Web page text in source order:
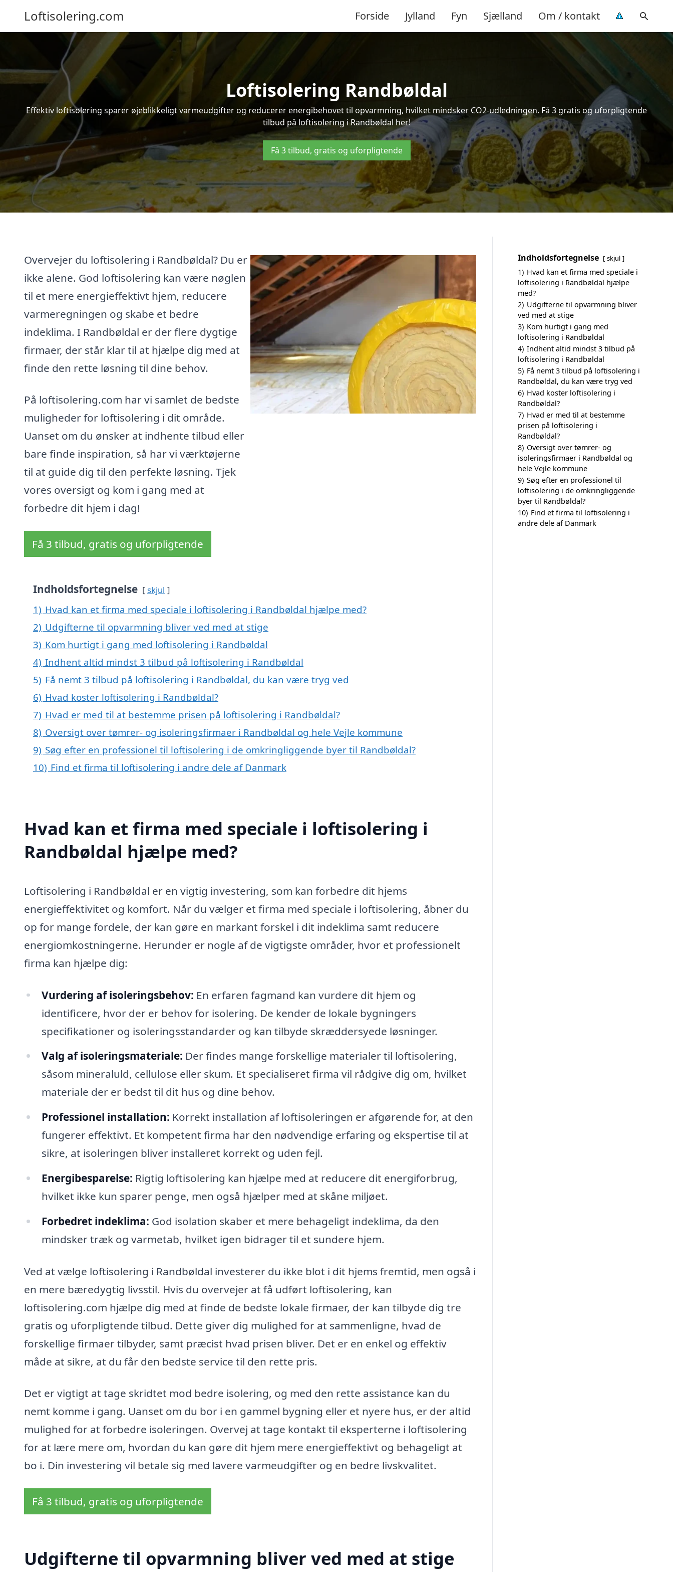
Loftisolering.com Forside Jylland Fyn Sjælland Om / kontakt
Loftisolering Randbøldal
Effektiv loftisolering sparer øjeblikkeligt varmeudgifter og reducerer energibehovet til opvarmning, hvilket mindsker CO2-udledningen. Få 3 gratis og uforpligtende
tilbud på loftisolering i Randbøldal her!
Få 3 tilbud, gratis og uforpligtende
Overvejer du loftisolering i Randbøldal? Du er
ikke alene. God loftisolering kan være nøglen
til et mere energieffektivt hjem, reducere
varmeregningen og skabe et bedre
indeklima. I Randbøldal er der flere dygtige
firmaer, der står klar til at hjælpe dig med at
finde den rette løsning til dine behov.
På loftisolering.com har vi samlet de bedste
muligheder for loftisolering i dit område.
Uanset om du ønsker at indhente tilbud eller
bare finde inspiration, så har vi værktøjerne
til at guide dig til den perfekte løsning. Tjek
vores oversigt og kom i gang med at
forbedre dit hjem i dag!
Få 3 tilbud, gratis og uforpligtende
Indholdsfortegnelse skjul
1) Hvad kan et firma med speciale i loftisolering i Randbøldal hjælpe med?
2) Udgifterne til opvarmning bliver ved med at stige
3) Kom hurtigt i gang med loftisolering i Randbøldal
4) Indhent altid mindst 3 tilbud på loftisolering i Randbøldal
5) Få nemt 3 tilbud på loftisolering i Randbøldal, du kan være tryg ved
6) Hvad koster loftisolering i Randbøldal?
7) Hvad er med til at bestemme prisen på loftisolering i Randbøldal?
8) Oversigt over tømrer- og isoleringsfirmaer i Randbøldal og hele Vejle kommune
9) Søg efter en professionel til loftisolering i de omkringliggende byer til Randbøldal?
10) Find et firma til loftisolering i andre dele af Danmark
Hvad kan et firma med speciale i loftisolering i
Randbøldal hjælpe med?
Loftisolering i Randbøldal er en vigtig investering, som kan forbedre dit hjems
energieffektivitet og komfort. Når du vælger et firma med speciale i loftisolering, åbner du
op for mange fordele, der kan gøre en markant forskel i dit indeklima samt reducere
energiomkostningerne. Herunder er nogle af de vigtigste områder, hvor et professionelt
firma kan hjælpe dig:
Vurdering af isoleringsbehov: En erfaren fagmand kan vurdere dit hjem og
identificere, hvor der er behov for isolering. De kender de lokale bygningers
specifikationer og isoleringsstandarder og kan tilbyde skræddersyede løsninger.
Valg af isoleringsmateriale: Der findes mange forskellige materialer til loftisolering,
såsom mineraluld, cellulose eller skum. Et specialiseret firma vil rådgive dig om, hvilket
materiale der er bedst til dit hus og dine behov.
Professionel installation: Korrekt installation af loftisoleringen er afgørende for, at den
fungerer effektivt. Et kompetent firma har den nødvendige erfaring og ekspertise til at
sikre, at isoleringen bliver installeret korrekt og uden fejl.
Energibesparelse: Rigtig loftisolering kan hjælpe med at reducere dit energiforbrug,
hvilket ikke kun sparer penge, men også hjælper med at skåne miljøet.
Forbedret indeklima: God isolation skaber et mere behageligt indeklima, da den
mindsker træk og varmetab, hvilket igen bidrager til et sundere hjem.
Ved at vælge loftisolering i Randbøldal investerer du ikke blot i dit hjems fremtid, men også i
en mere bæredygtig livsstil. Hvis du overvejer at få udført loftisolering, kan
loftisolering.com hjælpe dig med at finde de bedste lokale firmaer, der kan tilbyde dig tre
gratis og uforpligtende tilbud. Dette giver dig mulighed for at sammenligne, hvad de
forskellige firmaer tilbyder, samt præcist hvad prisen bliver. Det er en enkel og effektiv
måde at sikre, at du får den bedste service til den rette pris.
Det er vigtigt at tage skridtet mod bedre isolering, og med den rette assistance kan du
nemt komme i gang. Uanset om du bor i en gammel bygning eller et nyere hus, er der altid
mulighed for at forbedre isoleringen. Overvej at tage kontakt til eksperterne i loftisolering
for at lære mere om, hvordan du kan gøre dit hjem mere energieffektivt og behageligt at
bo i. Din investering vil betale sig med lavere varmeudgifter og en bedre livskvalitet.
Få 3 tilbud, gratis og uforpligtende
Udgifterne til opvarmning bliver ved med at stige
Indholdsfortegnelse skjul
1) Hvad kan et firma med speciale i
loftisolering i Randbøldal hjælpe
med?
2) Udgifterne til opvarmning bliver
ved med at stige
3) Kom hurtigt i gang med
loftisolering i Randbøldal
4) Indhent altid mindst 3 tilbud på
loftisolering i Randbøldal
5) Få nemt 3 tilbud på loftisolering i
Randbøldal, du kan være tryg ved
6) Hvad koster loftisolering i
Randbøldal?
7) Hvad er med til at bestemme
prisen på loftisolering i
Randbøldal?
8) Oversigt over tømrer- og
isoleringsfirmaer i Randbøldal og
hele Vejle kommune
9) Søg efter en professionel til
loftisolering i de omkringliggende
byer til Randbøldal?
10) Find et firma til loftisolering i
andre dele af Danmark